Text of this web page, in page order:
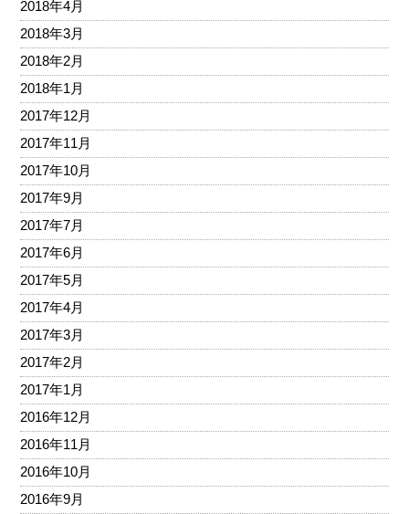
2018年4月
2018年3月
2018年2月
2018年1月
2017年12月
2017年11月
2017年10月
2017年9月
2017年7月
2017年6月
2017年5月
2017年4月
2017年3月
2017年2月
2017年1月
2016年12月
2016年11月
2016年10月
2016年9月